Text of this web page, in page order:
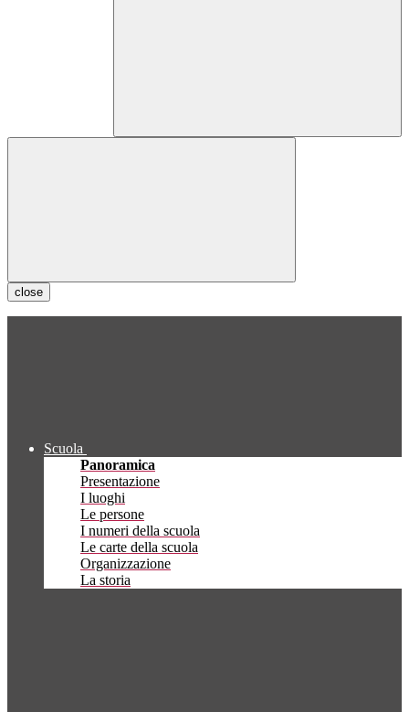
close
Scuola
Panoramica
Presentazione
I luoghi
Le persone
I numeri della scuola
Le carte della scuola
Organizzazione
La storia